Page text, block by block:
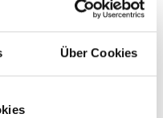
Über Cookies
die in die
für gewöhnlich auf
unendliche weiße
anlockten und